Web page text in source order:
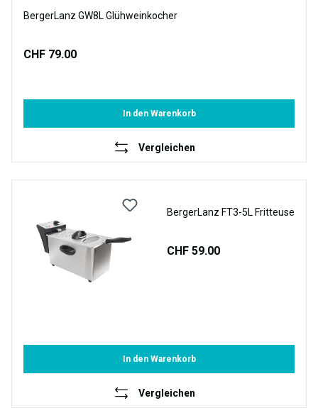
BergerLanz GW8L Glühweinkocher
CHF 79.00
In den Warenkorb
Vergleichen
BergerLanz FT3-5L Fritteuse
CHF 59.00
In den Warenkorb
Vergleichen